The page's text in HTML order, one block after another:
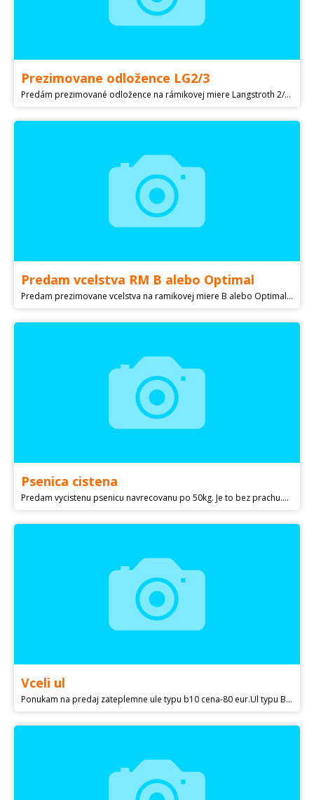
Prezimovane odložence LG2/3
Predám prezimované odložence na rámikovej miere Langstroth 2/3 s minuloročnými matkami sklenárkami. Včelstvá su na dvoch nádstavkoch, odber možný koncom apríla. Dovoz možný po dohode.Pri kupe 4 odložencov cena 180€
Predam vcelstva RM B alebo Optimal
Predam prezimovane vcelstva na ramikovej miere B alebo Optimal. Tel. kontakt .
Psenica cistena
Predam vycistenu psenicu navrecovanu po 50kg. Je to bez prachu.bez plevy 100%.kvalita
Vceli ul
Ponukam na predaj zateplemne ule typu b10 cena-80 eur.Ul typu B10 prerobeny na chov matiek cena-60 eur.Matersku mriezku v rame cena-17 eur.Blizsie info po tel.